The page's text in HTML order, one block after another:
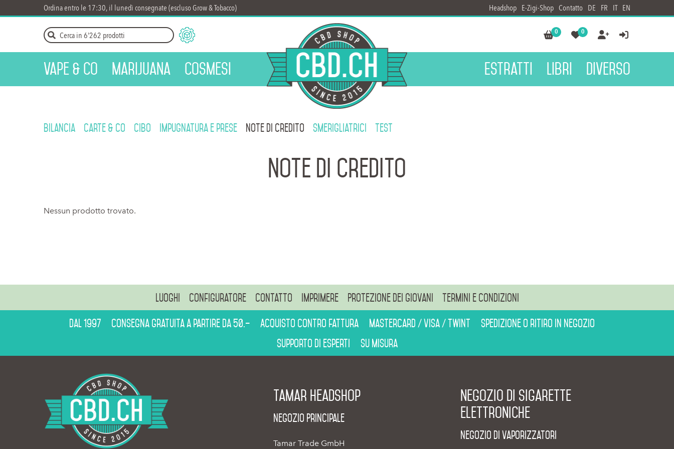
Ordina entro le 17:30, il lunedì consegnate (escluso Grow & Tobacco) Headshop E-Zigi-Shop Contatto DE FR IT EN
0 0  
Vape & Co Marijuana Cosmesi Estratti Libri Diverso
Bilancia Carte & CO Cibo Impugnatura e prese Note di credito Smerigliatrici Test
Note di credito
Nessun prodotto trovato.
Luoghi Configuratore Contatto Imprimere Protezione dei giovani Termini e condizioni
Dal 1997 Consegna gratuita a partire da 50.– Acquisto contro fattura Mastercard / Visa / Twint
Spedizione o ritiro in negozio
Supporto di esperti
Su misura
Tamar Headshop
Negozio Principale
Tamar Trade GmbH
Negozio di sigarette
elettroniche
Negozio di vaporizzatori